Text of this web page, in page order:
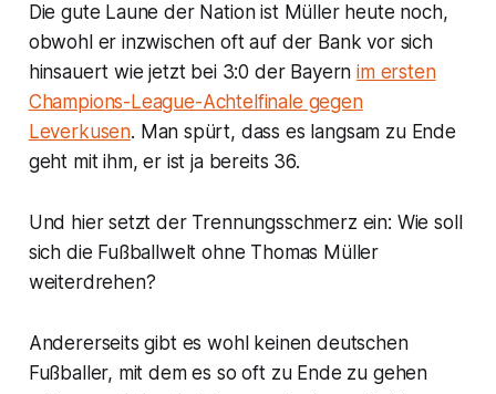
Die gute Laune der Nation ist Müller heute noch,
obwohl er inzwischen oft auf der Bank vor sich
hinsauert wie jetzt bei 3:0 der Bayernim ersten
Champions-League-Achtelfinale gegen
Leverkusen. Man spürt, dass es langsam zu Ende
geht mit ihm, er ist ja bereits 36.
Und hier setzt der Trennungsschmerz ein: Wie soll
sich die Fußballwelt ohne Thomas Müller
weiterdrehen?
Andererseits gibt es wohl keinen deutschen
Fußballer, mit dem es so oft zu Ende zu gehen